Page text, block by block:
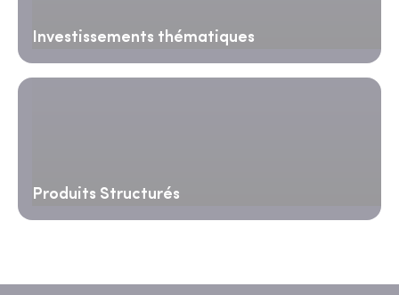
Investissements thématiques
Produits Structurés